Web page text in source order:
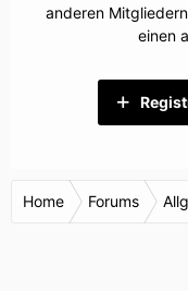
anderen
einen
Home Forums